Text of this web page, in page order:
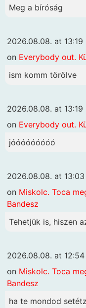
Meg a bíróság
2026.08.08. at 13:19
on Everybody out.
ism komm törölve
2026.08.08. at 13:19
on Everybody out.
jóóóóóóóóó
2026.08.08. at 13:03
on Miskolc. Toca
Bandesz
Tehetjük is, hiszen
2026.08.08. at 12:54
on Miskolc. Toca
Bandesz
ha te mondod